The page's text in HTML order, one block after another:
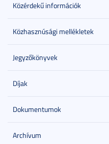
Közérdekű információk
Közhasznúsági mellékletek
Jegyzőkönyvek
Díjak
Dokumentumok
Archívum